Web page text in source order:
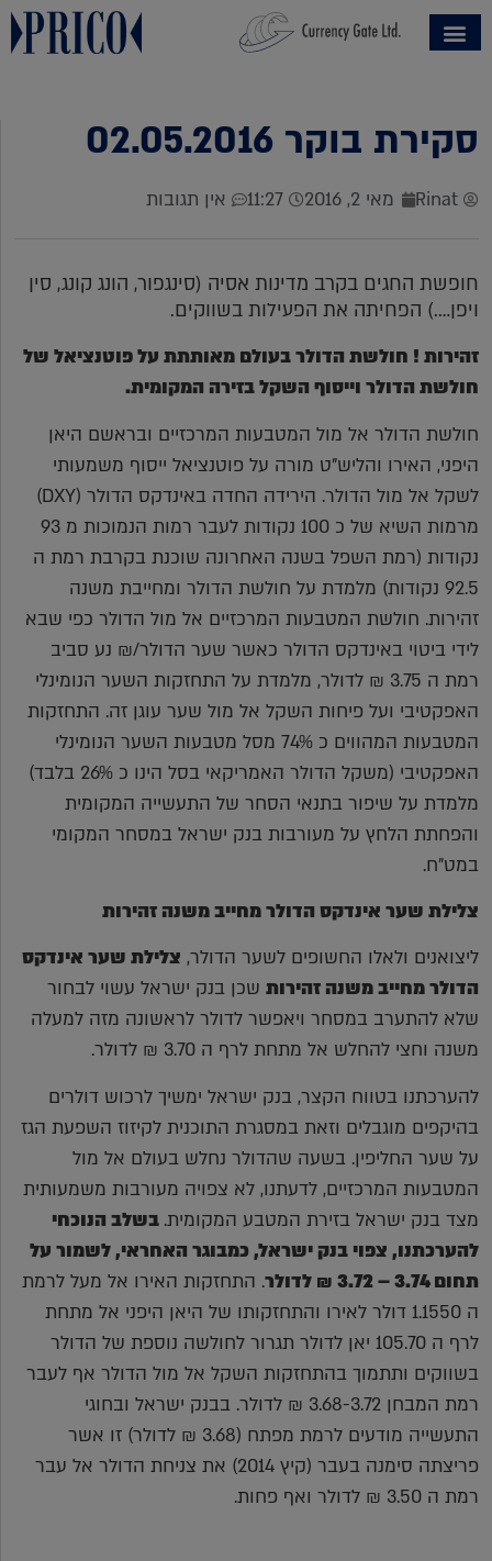
סקירת בוקר 02.05.2016
Rinat מאי 2, 2016 11:27 אין תגובות
חופשת החגים בקרב מדינות אסיה (סינגפור, הונג קונג, סין
ויפן….) הפחיתה את הפעילות בשווקים.
זהירות ! חולשת הדולר בעולם מאותתת על פוטנציאל של
חולשת הדולר וייסוף השקל בזירה המקומית.
חולשת הדולר אל מול המטבעות המרכזיים ובראשם היאן
היפני, האירו והליש"ט מורה על פוטנציאל ייסוף משמעותי
לשקל אל מול הדולר. הירידה החדה באינדקס הדולר (DXY)
מרמות השיא של כ 100 נקודות לעבר רמות הנמוכות מ 93
נקודות (רמת השפל בשנה האחרונה שוכנת בקרבת רמת ה
92.5 נקודות) מלמדת על חולשת הדולר ומחייבת משנה
זהירות. חולשת המטבעות המרכזיים אל מול הדולר כפי שבא
לידי ביטוי באינדקס הדולר כאשר שער הדולר/₪ נע סביב
רמת ה 3.75 ₪ לדולר, מלמדת על התחזקות השער הנומינלי
האפקטיבי ועל פיחות השקל אל מול שער עוגן זה. התחזקות
המטבעות המהווים כ 74% מסל מטבעות השער הנומינלי
האפקטיבי (משקל הדולר האמריקאי בסל הינו כ 26% בלבד)
מלמדת על שיפור בתנאי הסחר של התעשייה המקומית
והפחתת הלחץ על מעורבות בנק ישראל במסחר המקומי
במט"ח.
צלילת שער אינדקס הדולר מחייב משנה זהירות
ליצואנים ולאלו החשופים לשער הדולר, צלילת שער אינדקס
הדולר מחייב משנה זהירות שכן בנק ישראל עשוי לבחור
שלא להתערב במסחר ויאפשר לדולר לראשונה מזה למעלה
משנה וחצי להחלש אל מתחת לרף ה 3.70 ₪ לדולר.
להערכתנו בטווח הקצר, בנק ישראל ימשיך לרכוש דולרים
בהיקפים מוגבלים וזאת במסגרת התוכנית לקיזוז השפעת הגז
על שער החליפין. בשעה שהדולר נחלש בעולם אל מול
המטבעות המרכזיים, לדעתנו, לא צפויה מעורבות משמעותית
מצד בנק ישראל בזירת המטבע המקומית. בשלב הנוכחי
להערכתנו, צפוי בנק ישראל, כמבוגר האחראי, לשמור על
תחום 3.74 – 3.72 ₪ לדולר
. התחזקות האירו אל מעל לרמת
ה 1.1550 דולר לאירו והתחזקותו של היאן היפני אל מתחת
לרף ה 105.70 יאן לדולר תגרור לחולשה נוספת של הדולר
בשווקים ותתמוך בהתחזקות השקל אל מול הדולר אף לעבר
רמת המבחן 3.68-3.72 ₪ לדולר. בבנק ישראל ובחוגי
התעשייה מודעים לרמת מפתח (3.68 ₪ לדולר) זו אשר
פריצתה סימנה בעבר (קיץ 2014) את צניחת הדולר אל עבר
רמת ה 3.50 ₪ לדולר ואף פחות.